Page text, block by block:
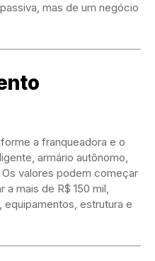
mas de um negócio
a franqueadora e o
armário autônomo,
valores podem começar
a mais de R$ 150 mil,
estrutura e